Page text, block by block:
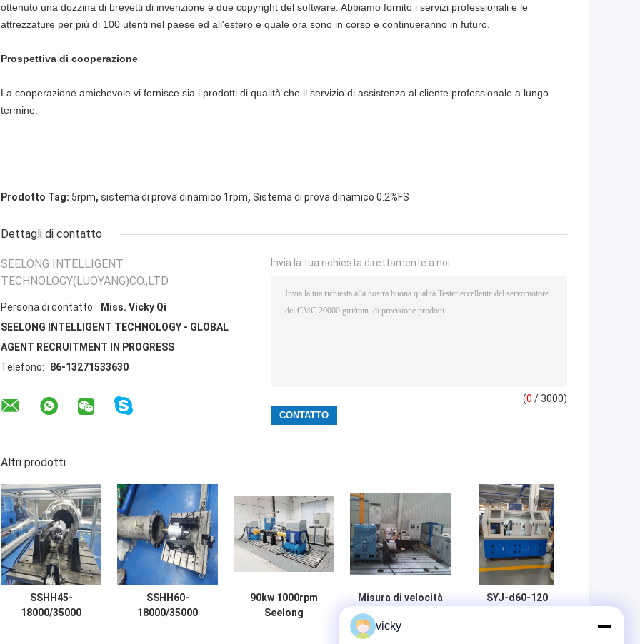
ottenuto una dozzina di brevetti di invenzione e due copyright del software. Abbiamo fornito i servizi professionali e le
attrezzature per più di 100 utenti nel paese ed all'estero e quale ora sono in corso e continueranno in futuro.
Prospettiva di cooperazione
La cooperazione amichevole vi fornisce sia i prodotti di qualità che il servizio di assistenza al cliente professionale a lungo
termine.
Prodotto Tag: 5rpm, sistema di prova dinamico 1rpm, Sistema di prova dinamico 0.2%FS
Dettagli di contatto
SEELONG INTELLIGENT
TECHNOLOGY(LUOYANG)CO.,LTD
Persona di contatto:
Miss. Vicky Qi
SEELONG INTELLIGENT TECHNOLOGY - GLOBAL
AGENT RECRUITMENT IN PROGRESS
Telefono:
86-13271533630
Invia la tua richiesta direttamente a noi
(0 / 3000)
Altri prodotti
SSHH45-
18000/35000
SSHH60-
18000/35000
90kw 1000rpm
Seelong
Misura di velocità
prova SSCH30
SYJ-d60-120
vicky